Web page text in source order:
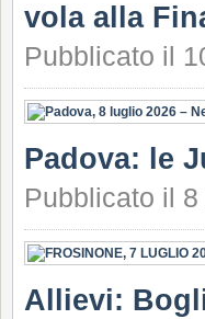
vola alla
Pubblicato il
Padova: le
Pubblicato il 8
Allievi: